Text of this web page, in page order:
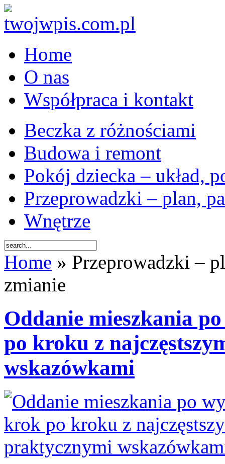
Home
O nas
Współpraca i kontakt
Beczka z różnościami
Budowa i remont
Pokój dziecka – układ,
Przeprowadzki – plan,
Wnętrze
Home » Przeprowadzki –
zmianie
Oddanie mieszkania
po kroku z
wskazówkami